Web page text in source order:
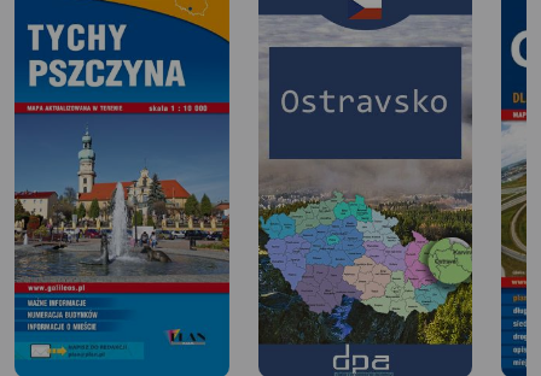
Poziom trudny ze względu na wzniesienia i dystans.
Wiedzie przez: Świerklany, Jankowice, Rybnik, Stodoły,
Rudy, Kotlarnia, Stara Kuźnia, Sławęcice,Zalesie Śląskie,
Lichynia, Leśnica, GÓRA ŚWIĘTEJ ANNY
Powrót: GÓRA ŚWIĘTEJ ANNY, Leśnica, Raszowa,
Kędzierzyn-Koźle, Stare Koźle, Bierarwa, Lubieszów,
Dziergowice, Solarnia, Kuźnia Raciborska, Nędza, Górki
Śląskie, Lyski, Rydułtowy, Pszów, Wodzisław Śląski, Mszana,